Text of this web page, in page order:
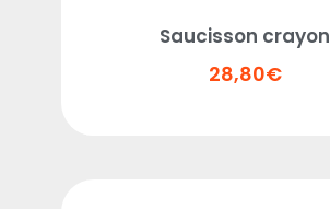
Saucisson crayon
28,80€